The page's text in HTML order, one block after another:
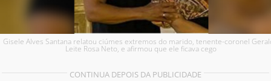
Gisele Alves Santana relatou ciúmes extremos do marido, tenente-coronel
Leite Rosa Neto, e afirmou que ele ficava cego
CONTINUA DEPOIS DA PUBLICIDADE